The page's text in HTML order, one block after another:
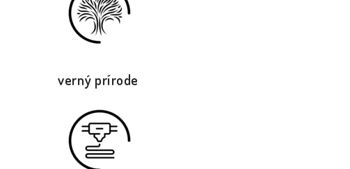
verný prírode